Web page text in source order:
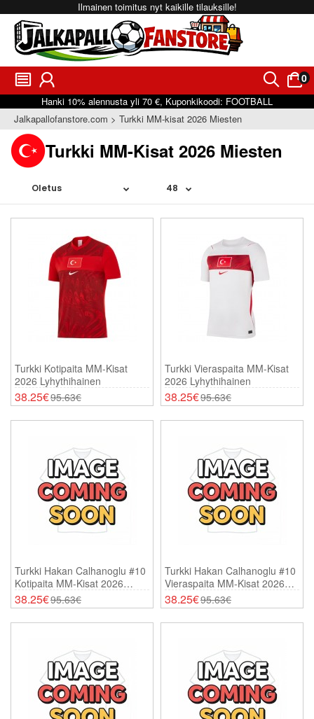
Ilmainen toimitus nyt kaikille tilauksille!
󰂩 󰃳 󰂨 0
󰃠
Hanki 10% alennusta yli 70 €, Kuponkikoodi: FOOTBALL
Jalkapallofanstore.com
Turkki MM-kisat 2026 Miesten
Turkki MM-Kisat 2026 Miesten
Turkki Kotipaita MM-Kisat
2026 Lyhythihainen
38.25€95.63€
Turkki Vieraspaita MM-Kisat
2026 Lyhythihainen
38.25€95.63€
Turkki Hakan Calhanoglu #10
Kotipaita MM-Kisat 2026
Lyhythihainen
38.25€95.63€
Turkki Hakan Calhanoglu #10
Vieraspaita MM-Kisat 2026
Lyhythihainen
38.25€95.63€